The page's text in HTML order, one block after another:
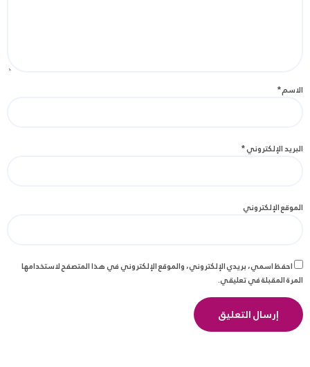
الاسم*
البريد الإلكتروني*
الموقع الإلكتروني
احفظ اسمي، بريدي الإلكتروني، والموقع الإلكتروني في هذا المتصفح لاستخدامها
المرة المقبلة في تعليقي.